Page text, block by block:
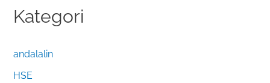
Kategori
andalalin
HSE